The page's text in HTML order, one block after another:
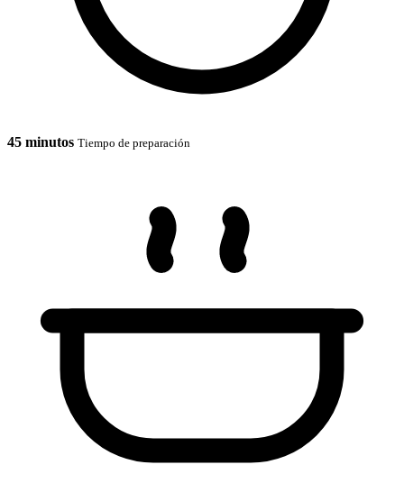
45 minutos Tiempo de preparación